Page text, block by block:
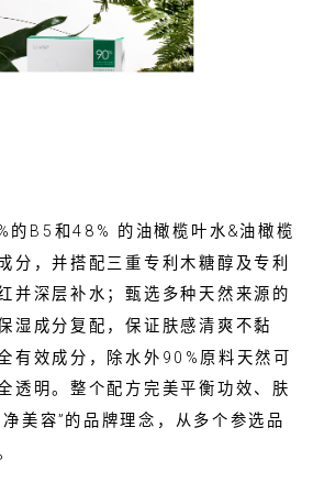
的B5和48% 的油橄榄叶水&油橄榄
分，并搭配三重专利木糖醇及专利
并深层补水；甄选多种天然来源的
湿成分复配，保证肤感清爽不黏
有效成分，除水外90%原料天然可
透明。整个配方完美平衡功效、肤
美容”的品牌理念，从多个参选品